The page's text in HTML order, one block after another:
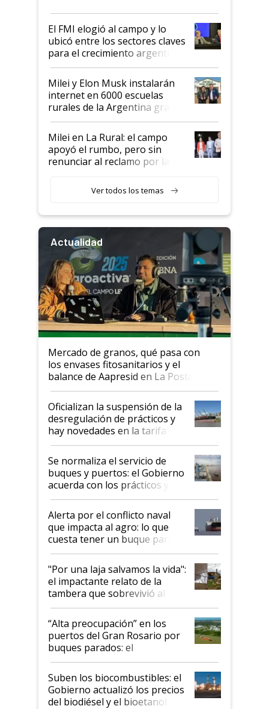
de Milei
El FMI elogió al campo y lo
ubicó entre los sectores claves
para el crecimiento argentino
Milei y Elon Musk instalarán
internet en 6000 escuelas
rurales de la Argentina gracias
a un acuerdo con Starlink
Milei en La Rural: el campo
apoyó el rumbo, pero sin
renunciar al reclamo por las
Ver todos los temas
Actualidad
Mercado de granos, qué pasa con
los envases fitosanitarios y el
balance de Aapresid en La Posta
Oficializan la suspensión de la
desregulación de prácticos y
hay novedades en la tarifa de
la hidrovía
Se normaliza el servicio de
buques y puertos: el Gobierno
acuerda con los prácticos y
suspende el decreto de
desregulación
Alerta por el conflicto naval
que impacta al agro: lo que
cuesta tener un buque parado
y el peligro de que Argentina
pase a ser "país sucio"
"Por una laja salvamos la vida":
el impactante relato de la
tambera que sobrevivió al
tornado
“Alta preocupación” en los
puertos del Gran Rosario por
buques parados: el
funcionamiento de las
exportadoras en tensión tras
la medida de fuerza de los
prácticos
Suben los biocombustibles: el
Gobierno actualizó los precios
del biodiésel y el bioetanol